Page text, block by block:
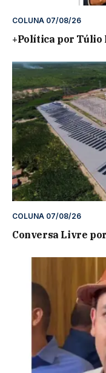
COLUNA 07/08/26
+Política por Túlio
COLUNA 07/08/26
Conversa Livre